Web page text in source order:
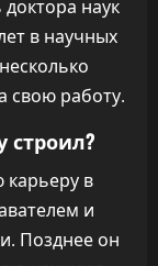
наук
в научных
свою работу.
строил?
в
и
Позднее он